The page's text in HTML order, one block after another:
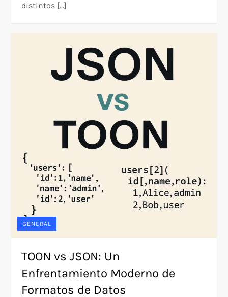
distintos […]
GENERAL
TOON vs JSON: Un
Enfrentamiento Moderno de
Formatos de Datos